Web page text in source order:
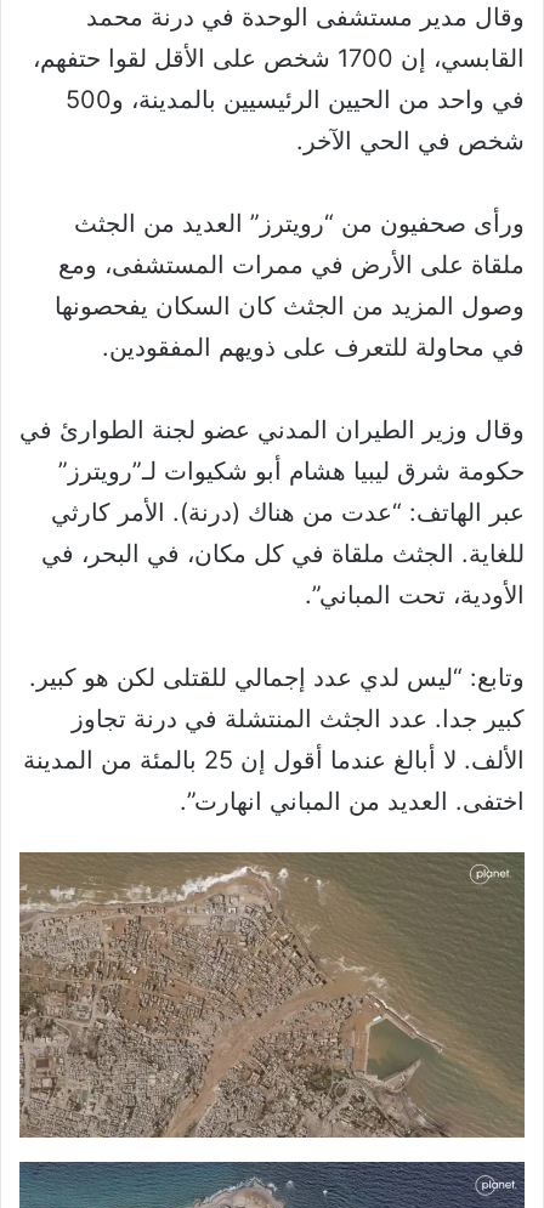
وقال مدير مستشفى الوحدة في درنة محمد
القابسي، إن 1700 شخص على الأقل لقوا حتفهم،
في واحد من الحيين الرئيسيين بالمدينة، و500
شخص في الحي الآخر.
ورأى صحفيون من “رويترز” العديد من الجثث
ملقاة على الأرض في ممرات المستشفى، ومع
وصول المزيد من الجثث كان السكان يفحصونها
في محاولة للتعرف على ذويهم المفقودين.
وقال وزير الطيران المدني عضو لجنة الطوارئ في
حكومة شرق ليبيا هشام أبو شكيوات لـ”رويترز”
عبر الهاتف: “عدت من هناك (درنة). الأمر كارثي
للغاية. الجثث ملقاة في كل مكان، في البحر، في
الأودية، تحت المباني”.
وتابع: “ليس لدي عدد إجمالي للقتلى لكن هو كبير.
كبير جدا. عدد الجثث المنتشلة في درنة تجاوز
الألف. لا أبالغ عندما أقول إن 25 بالمئة من المدينة
اختفى. العديد من المباني انهارت”.